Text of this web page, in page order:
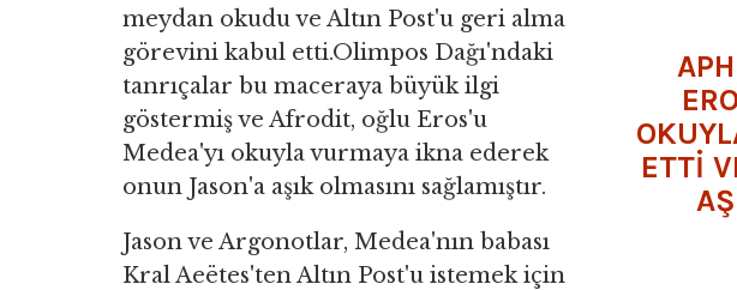
ETTİ
meydan okudu ve Altın Post'u geri alma
görevini kabul etti.Olimpos Dağı'ndaki
tanrıçalar bu maceraya büyük ilgi
göstermiş ve Afrodit, oğlu Eros'u
Medea'yı okuyla vurmaya ikna ederek
onun Jason'a aşık olmasını sağlamıştır.
Jason ve Argonotlar, Medea'nın babası
Kral Aeëtes'ten Altın Post'u istemek için